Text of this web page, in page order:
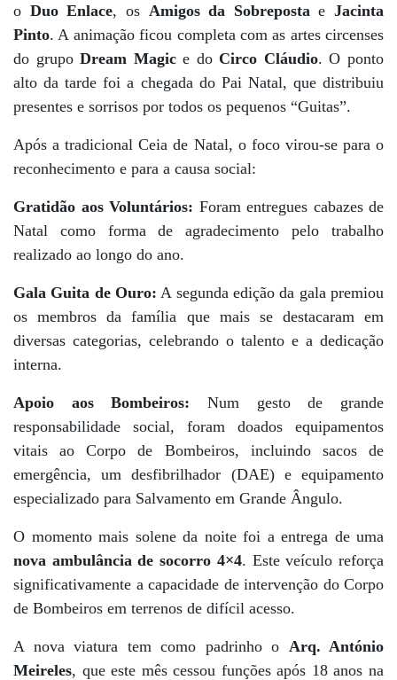
o Duo Enlace, os Amigos da Sobreposta e Jacinta
Pinto. A animação ficou completa com as artes circenses
do grupoDream Magice do Circo Cláudio. O ponto
alto da tarde foi a chegada do Pai Natal, que distribuiu
presentes e sorrisos por todos os pequenos “Guitas”.
Após a tradicional Ceia de Natal, o foco virou-se para o
reconhecimento e para a causa social:
Gratidão aos Voluntários: Foram entregues cabazes de
Natal como forma de agradecimento pelo trabalho
realizado ao longo do ano.
Gala Guita de Ouro: A segunda edição da gala premiou
os membros da família que mais se destacaram em
diversas categorias, celebrando o talento e a dedicação
interna.
Apoio aos Bombeiros: Num gesto de grande
responsabilidade social, foram doados equipamentos
vitais ao Corpo de Bombeiros, incluindo sacos de
emergência, um desfibrilhador (DAE) e equipamento
especializado para Salvamento em Grande Ângulo.
O momento mais solene da noite foi a entrega de uma
nova ambulância de socorro 4×4. Este veículo reforça
significativamente a capacidade de intervenção do Corpo
de Bombeiros em terrenos de difícil acesso.
A nova viatura tem como padrinho o Arq. António
Meireles, que este mês cessou funções após 18 anos na